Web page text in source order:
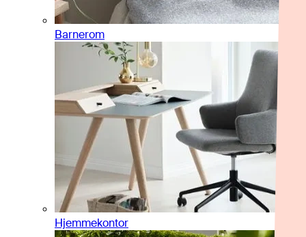
Barnerom
Hjemmekontor